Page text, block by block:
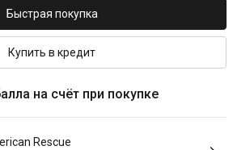
Быстрая покупка
Купить в кредит
на счёт при покупке
Rescue